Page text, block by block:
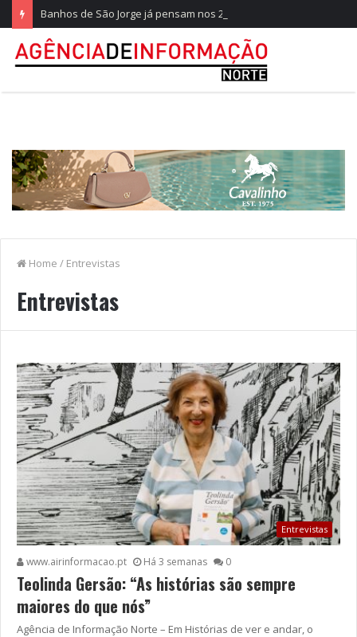
Home / Entrevistas
Entrevistas
Entrevistas
www.airinformacao.pt Há 3 semanas 0
Teolinda Gersão: “As histórias são sempre
maiores do que nós”
Agência de Informação Norte – Em Histórias de ver e andar, o